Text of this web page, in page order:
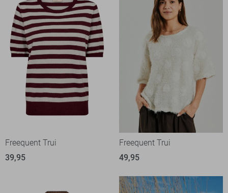
Freequent Trui
39,95
Freequent Trui
49,95